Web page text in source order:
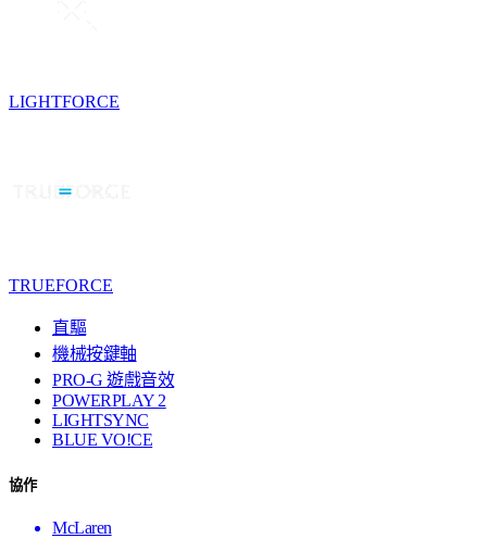
LIGHTFORCE
TRUEFORCE
直驅
機械按鍵軸
PRO-G 遊戲音效
POWERPLAY 2
LIGHTSYNC
BLUE VO!CE
協作
McLaren